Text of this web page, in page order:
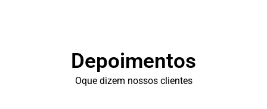
Depoimentos
Oque dizem nossos clientes